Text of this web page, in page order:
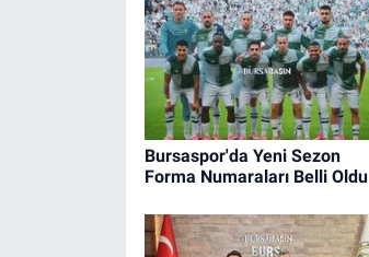
Bursaspor'da Yeni Sezon
Forma Numaraları Belli Oldu